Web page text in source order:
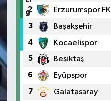
2 Erzurumspor FK
3 Başakşehir
4 Kocaelispor
5 Beşiktaş
6 Eyüpspor
7 Galatasaray